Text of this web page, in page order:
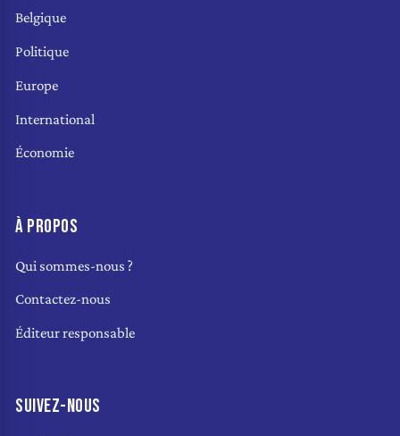
Belgique
Politique
Europe
International
Économie
À PROPOS
Qui sommes-nous ?
Contactez-nous
Éditeur responsable
SUIVEZ-NOUS